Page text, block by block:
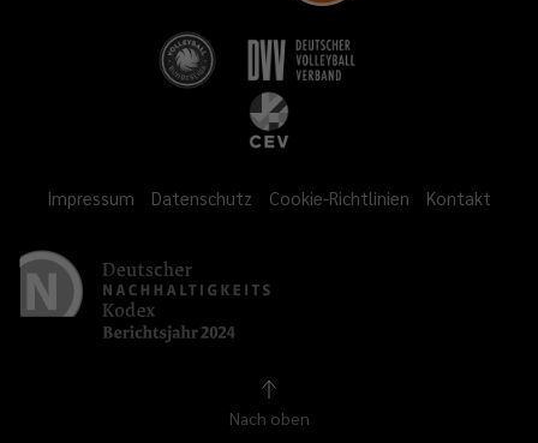
Impressum Datenschutz Cookie-Richtlinien Kontakt
Nach oben